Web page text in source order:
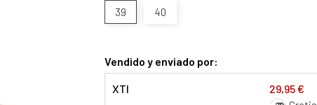
39 40
Vendido y enviado por:
XTI 29,95 €